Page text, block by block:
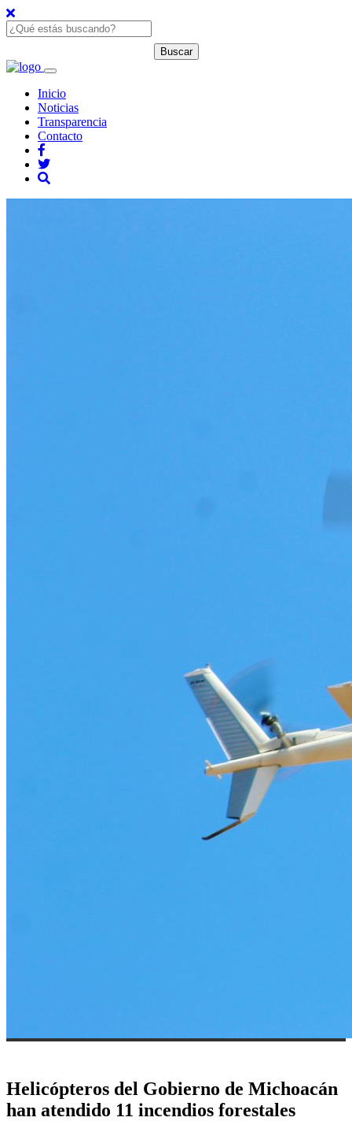
Inicio
Noticias
Transparencia
Contacto
Helicópteros del Gobierno de Michoacán
han atendido 11 incendios forestales